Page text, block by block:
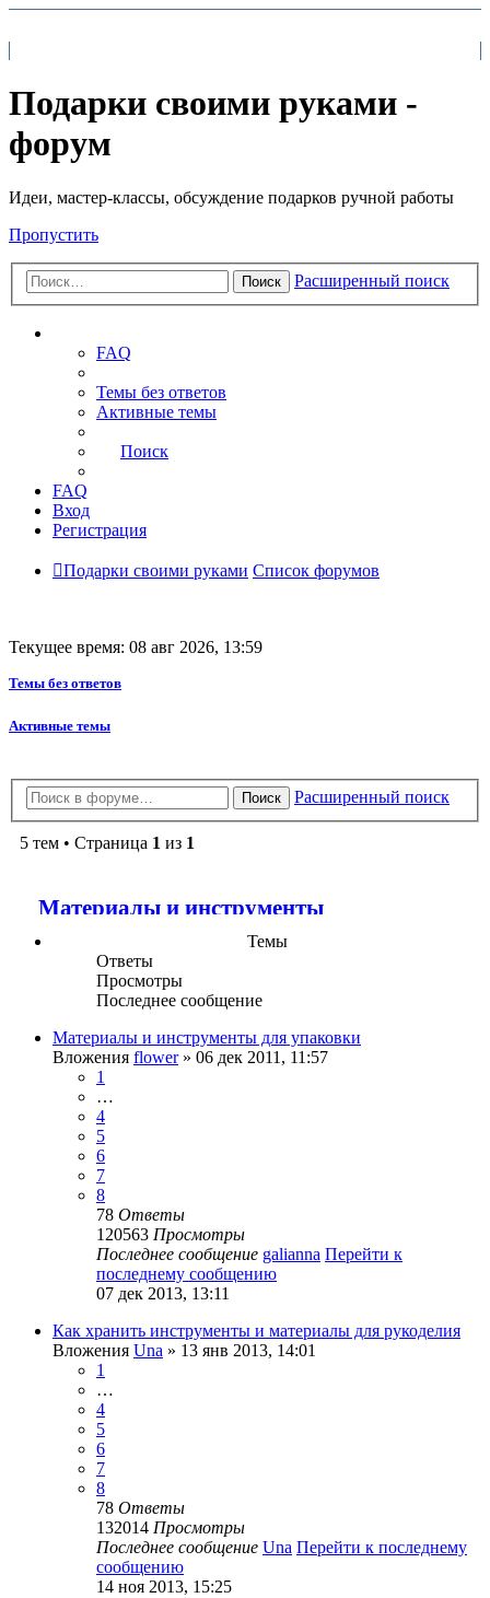
Подарки своими руками -
форум
Идеи, мастер-классы, обсуждение подарков ручной работы
Пропустить
Поиск Расширенный поиск
FAQ
Темы без ответов
Активные темы
Поиск
FAQ
Вход
Регистрация
Подарки своими руками Список форумов
Текущее время: 08 авг 2026, 13:59
Темы без ответов
Активные темы
Поиск Расширенный поиск
5 тем • Страница 1 из 1
Материалы и инструменты
Темы
Ответы
Просмотры
Последнее сообщение
Материалы и инструменты для упаковки
Вложения flower» 06 дек 2011, 11:57
1
…
4
5
6
7
8
78 Ответы
120563 Просмотры
Последнее сообщение galianna Перейти к
последнему сообщению
07 дек 2013, 13:11
Как хранить инструменты и материалы для рукоделия
Вложения Una » 13 янв 2013, 14:01
1
…
4
5
6
7
8
78 Ответы
132014 Просмотры
Последнее сообщение Una Перейти к последнему
сообщению
14 ноя 2013, 15:25